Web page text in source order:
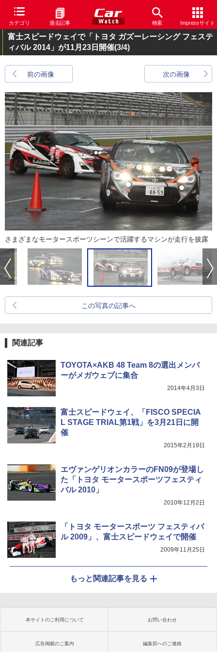
カテゴリ 過去記事 検索 Impressサイト
富士スピードウェイで「トヨタ ガズーレーシング フェステ
ィバル 2014」が11月23日開催(3/4)
前の画像 次の画像
さまざまなモータースポーツシーンで活躍するマシンが走行を披露
この写真の記事へ
関連記事
TOYOTA×AKB 48 Team 8の選出メンバ
ーがメガウェブに集合
2014年4月3日
富士スピードウェイ、「FISCO SPECIA
L STAGE TRIAL第1戦」を3月21日に開
催
2015年2月19日
エヴァンゲリオンカラーのFN09が登場し
た「トヨタ モータースポーツフェスティ
バル 2010」
2010年12月2日
「トヨタ モータースポーツ フェスティバ
ル 2009」、富士スピードウェイで開催
2009年11月25日
もっと関連記事を見る
本サイトのご利用について お問い合わせ
広告掲載のご案内 編集部へのご連絡